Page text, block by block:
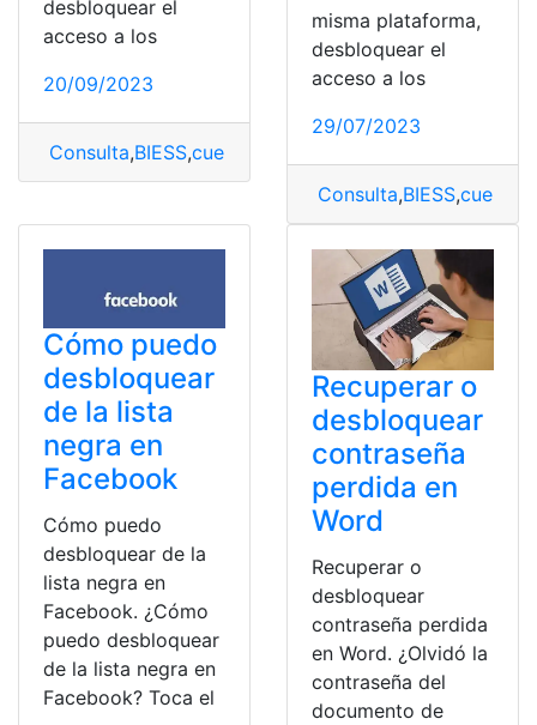
desbloquear el
acceso a los
20/09/2023
Consulta,BIESS,cuenta
misma plataforma,
desbloquear el
acceso a los
29/07/2023
Consulta,BIESS,cuenta
Cómo puedo
desbloquear
de la lista
negra en
Facebook
Cómo puedo
desbloquear de la
lista negra en
Facebook. ¿Cómo
puedo desbloquear
de la lista negra en
Facebook? Toca el
Recuperar o
desbloquear
contraseña
perdida en
Word
Recuperar o
desbloquear
contraseña perdida
en Word. ¿Olvidó la
contraseña del
documento de